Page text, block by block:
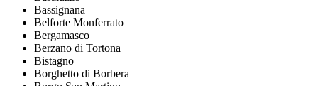
Bassignana
Belforte Monferrato
Bergamasco
Berzano di Tortona
Bistagno
Borghetto di Borbera